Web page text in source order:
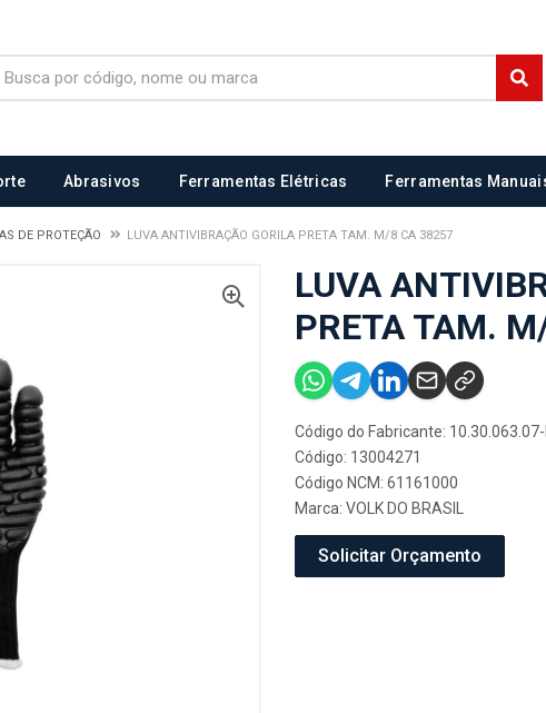
Abrasivos Ferramentas Elétricas Ferramentas
DE PROTEÇÃO LUVA ANTIVIBRAÇÃO GORILA PRETA TAM. M/8 CA 38257
LUVA
PRETA TAM.
Código do Fabricante:
Código: 13004271
Código NCM: 61161000
Marca: VOLK DO BRASIL
Solicitar Orçamento